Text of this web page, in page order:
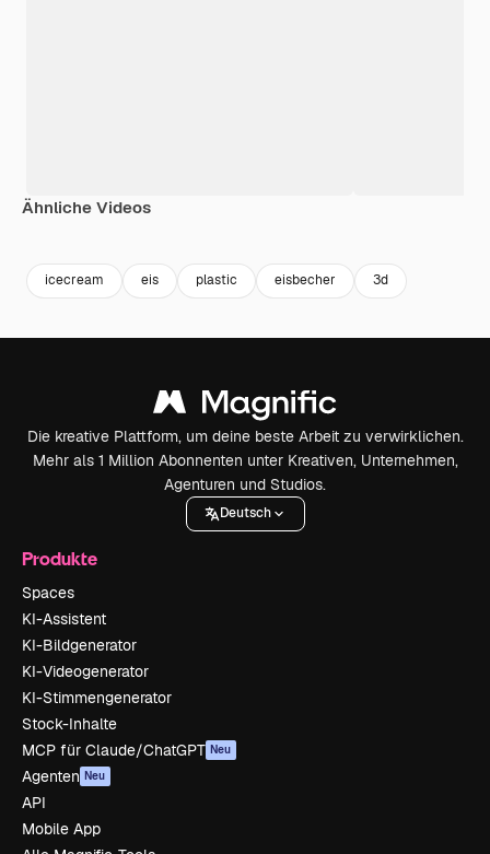
Ähnliche Videos
icecream eis plastic eisbecher 3d
Die kreative Plattform, um deine beste Arbeit zu verwirklichen.
Mehr als 1 Million Abonnenten unter Kreativen, Unternehmen,
Agenturen und Studios.
Deutsch
Produkte
Spaces
KI-Assistent
KI-Bildgenerator
KI-Videogenerator
KI-Stimmengenerator
Stock-Inhalte
MCP für Claude/ChatGPT Neu
Agenten Neu
API
Mobile App